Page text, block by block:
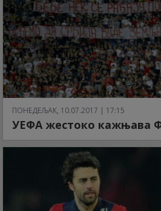
ПОНЕДЕЉАК, 10.07.2017 | 17:15
УЕФА жестоко кажњава